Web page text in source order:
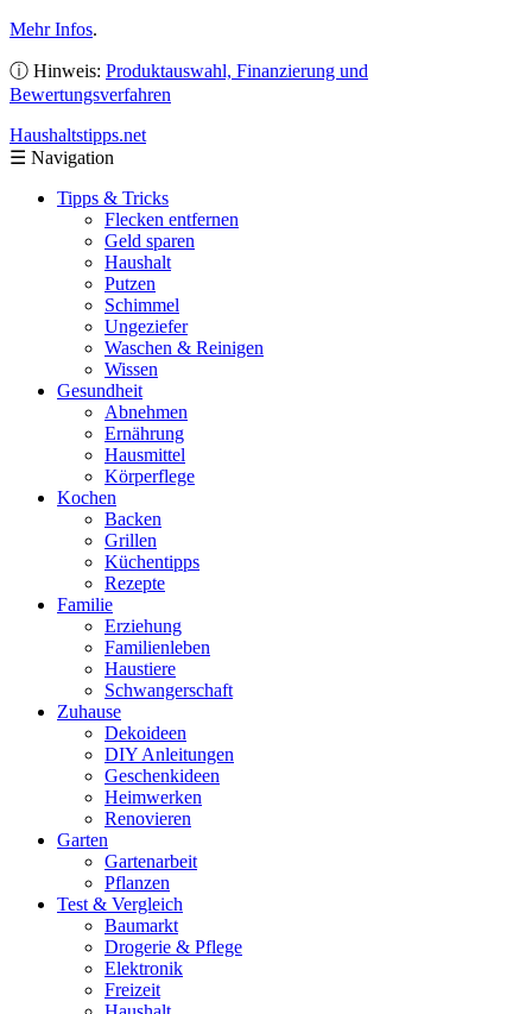
Mehr Infos.
ⓘ Hinweis: Produktauswahl, Finanzierung und
Bewertungsverfahren
Haushaltstipps.net
☰ Navigation
Tipps & Tricks
Flecken entfernen
Geld sparen
Haushalt
Putzen
Schimmel
Ungeziefer
Waschen & Reinigen
Wissen
Gesundheit
Abnehmen
Ernährung
Hausmittel
Körperflege
Kochen
Backen
Grillen
Küchentipps
Rezepte
Familie
Erziehung
Familienleben
Haustiere
Schwangerschaft
Zuhause
Dekoideen
DIY Anleitungen
Geschenkideen
Heimwerken
Renovieren
Garten
Gartenarbeit
Pflanzen
Test & Vergleich
Baumarkt
Drogerie & Pflege
Elektronik
Freizeit